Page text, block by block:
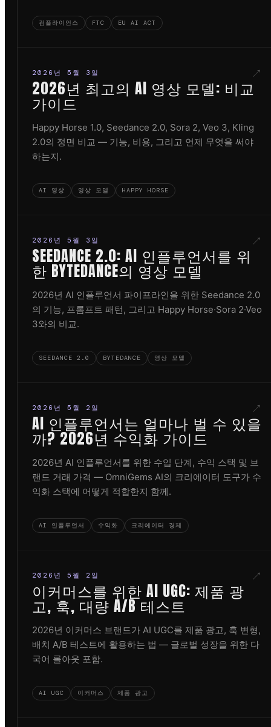
컴플라이언스 FTC EU AI ACT
2026년 5월 3일 ↗
2026년 최고의 AI 영상 모델: 비교
가이드
Happy Horse 1.0, Seedance 2.0, Sora 2, Veo 3, Kling
2.0의 정면 비교 — 기능, 비용, 그리고 언제 무엇을 써야
하는지.
AI 영상 영상 모델 HAPPY HORSE
2026년 5월 3일 ↗
SEEDANCE 2.0: AI 인플루언서를 위
한 BYTEDANCE의 영상 모델
2026년 AI 인플루언서 파이프라인을 위한 Seedance 2.0
의 기능, 프롬프트 패턴, 그리고 Happy Horse·Sora 2·Veo
3와의 비교.
SEEDANCE 2.0 BYTEDANCE 영상 모델
2026년 5월 2일 ↗
AI 인플루언서는 얼마나 벌 수 있을
까? 2026년 수익화 가이드
2026년 AI 인플루언서를 위한 수입 단계, 수익 스택 및 브
랜드 거래 가격 — OmniGems AI의 크리에이터 도구가 수
익화 스택에 어떻게 적합한지 함께.
AI 인플루언서 수익화 크리에이터 경제
2026년 5월 2일 ↗
이커머스를 위한 AI UGC: 제품 광
고, 훅, 대량 A/B 테스트
2026년 이커머스 브랜드가 AI UGC를 제품 광고, 훅 변형,
배치 A/B 테스트에 활용하는 법 — 글로벌 성장을 위한 다
국어 롤아웃 포함.
AI UGC 이커머스 제품 광고